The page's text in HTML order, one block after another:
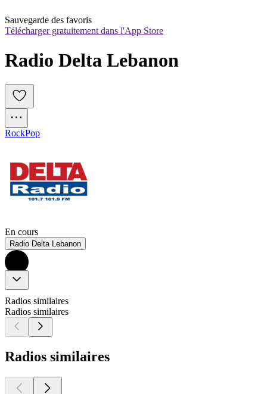
Sauvegarde des favoris
Télécharger gratuitement dans l'App Store
Radio Delta Lebanon
RockPop
En cours
Radio Delta Lebanon
Radios similaires
Radios similaires
Radios similaires